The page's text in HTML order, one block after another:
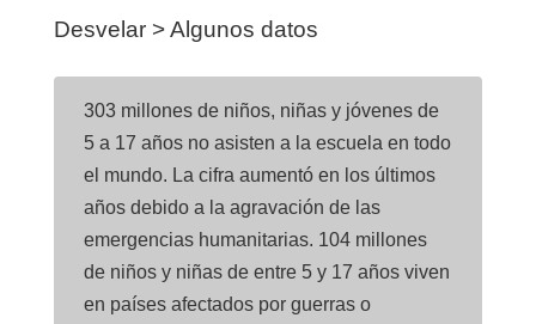
Desvelar > Algunos datos
303 millones de niños, niñas y jóvenes de
5 a 17 años no asisten a la escuela en todo
el mundo. La cifra aumentó en los últimos
años debido a la agravación de las
emergencias humanitarias. 104 millones
de niños y niñas de entre 5 y 17 años viven
en países afectados por guerras o